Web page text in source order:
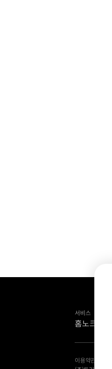
서비스
홈노크 홈
이용약관 위치